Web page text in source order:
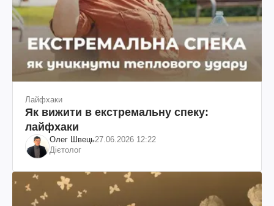
Лайфхаки
Як вижити в екстремальну спеку:
лайфхаки
Олег Швець27.06.2026 12:22
Дієтолог